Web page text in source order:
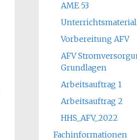
AME 53
Vorbereitung AFV
AFV
Grundlagen
Arbeitsauftrag 1
Arbeitsauftrag 2
HHS_AFV_2022
Fachinformationen